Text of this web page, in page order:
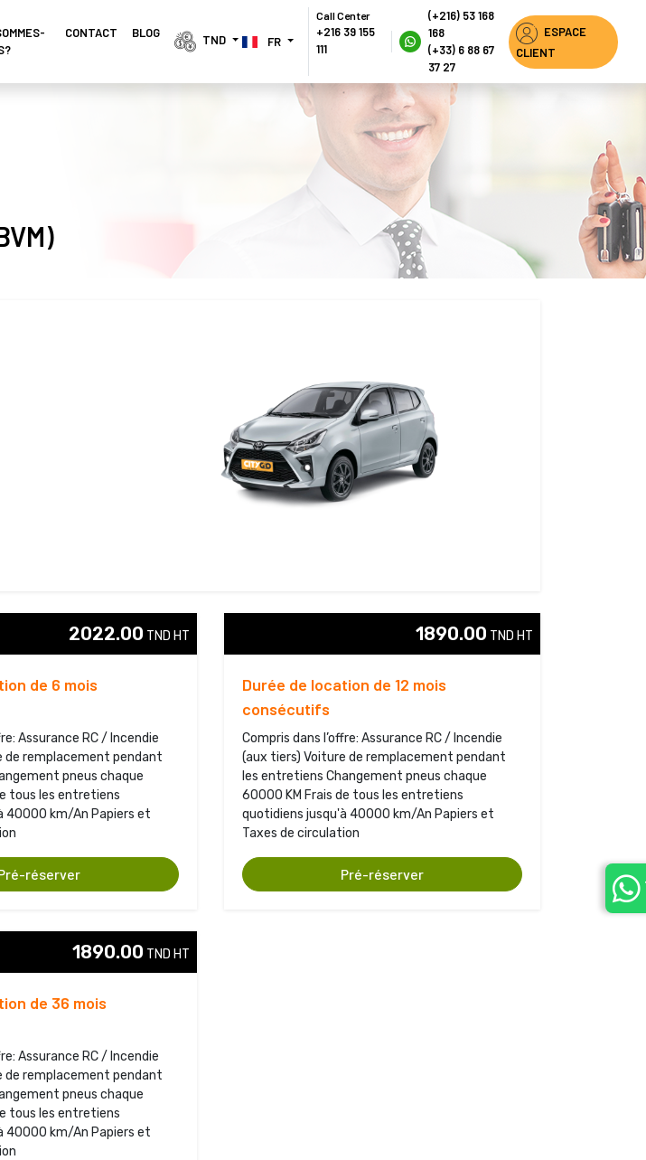
CONTACT BLOG
TND FR
Call Center
+216 39 155
111
(+216) 53 168
168
(+33) 6 88 67
37 27
ESPACE
CLIENT
2022.00 TND HT
de 6 mois
Assurance RC / Incendie
de remplacement pendant
pneus chaque
tous les entretiens
40000 km/An Papiers et
réserver
1890.00 TND HT
Durée de location de 12 mois
consécutifs
Compris dans l’offre: Assurance RC / Incendie
(aux tiers) Voiture de remplacement pendant
les entretiens Changement pneus chaque
60000 KM Frais de tous les entretiens
quotidiens jusqu'à 40000 km/An Papiers et
Taxes de circulation
Pré-réserver
1890.00 TND HT
de 36 mois
Assurance RC / Incendie
de remplacement pendant
pneus chaque
tous les entretiens
40000 km/An Papiers et